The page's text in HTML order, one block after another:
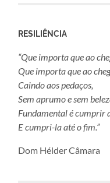
RESILIÊNCIA
“Que importa que ao
Que importa que ao
Caindo aos pedaços,
Sem aprumo e sem
Fundamental é cumprir
E cumpri-la até o fim.”
Dom Hélder Câmara